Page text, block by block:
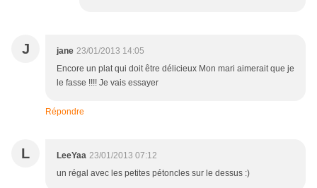
J jane 23/01/2013 14:05
Encore un plat qui doit être délicieux Mon mari aimerait que je
le fasse !!!! Je vais essayer
Répondre
L LeeYaa 23/01/2013 07:12
un régal avec les petites pétoncles sur le dessus :)